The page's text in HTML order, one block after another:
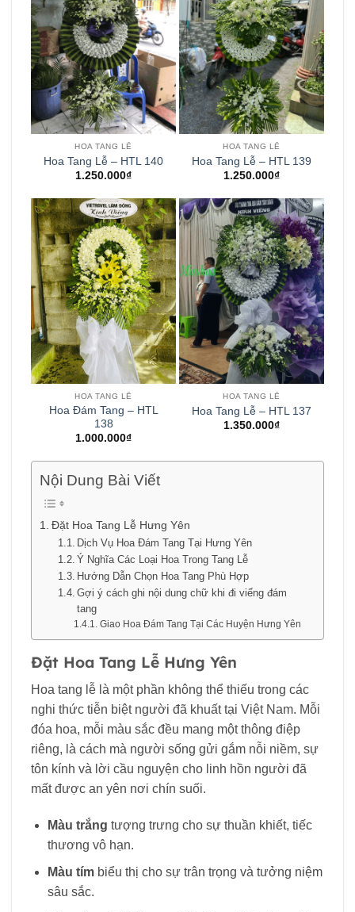
HOA TANG LỄ
Hoa Tang Lễ – HTL 140
1.250.000₫
HOA TANG LỄ
Hoa Tang Lễ – HTL 139
1.250.000₫
HOA TANG LỄ
Hoa Đám Tang – HTL
138
1.000.000₫
HOA TANG LỄ
Hoa Tang Lễ – HTL 137
1.350.000₫
Nội Dung Bài Viết
Đặt Hoa Tang Lễ Hưng Yên
Dịch Vụ Hoa Đám Tang Tại Hưng Yên
Ý Nghĩa Các Loại Hoa Trong Tang Lễ
Hướng Dẫn Chọn Hoa Tang Phù Hợp
Gợi ý cách ghi nội dung chữ khi đi viếng đám
tang
Giao Hoa Đám Tang Tại Các Huyện Hưng Yên
Đặt Hoa Tang Lễ Hưng Yên
Hoa tang lễ là một phần không thể thiếu trong các
nghi thức tiễn biệt người đã khuất tại Việt Nam. Mỗi
đóa hoa, mỗi màu sắc đều mang một thông điệp
riêng, là cách mà người sống gửi gắm nỗi niềm, sự
tôn kính và lời cầu nguyện cho linh hồn người đã
mất được an yên nơi chín suối.
Màu trắng tượng trưng cho sự thuần khiết, tiếc
thương vô hạn.
Màu tímbiểu thị cho sự trân trọng và tưởng niệm
sâu sắc.